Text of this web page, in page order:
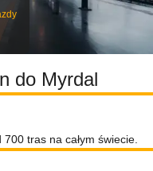
do Myrdal
tras na całym świecie.